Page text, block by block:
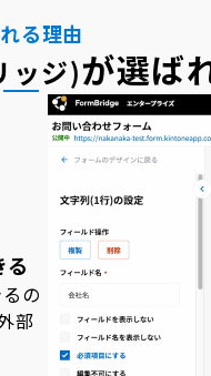
る理由
ッジ)が選ば
の
部